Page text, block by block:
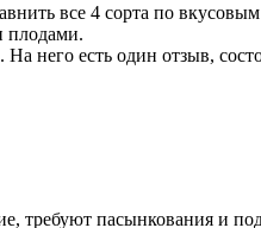
все 4 сорта по
плодами.
него есть один отзыв,
требуют пасынкования и